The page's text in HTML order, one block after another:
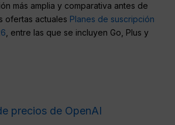
más amplia y comparativa antes de
ofertas actuales Planes de suscripción
, entre las que se incluyen Go, Plus y
precios de OpenAI